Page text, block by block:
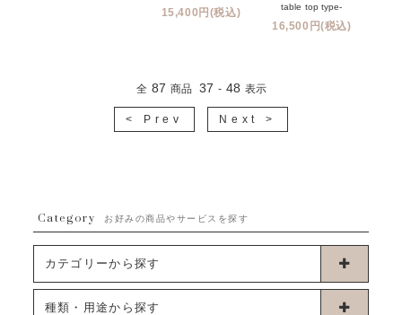
15,400円(税込)
table top type-
16,500円(税込)
全 87 商品 37 - 48 表示
< Prev Next >
Category お好みの商品やサービスを探す
カテゴリーから探す
卓上タイプバルーン
種類・用途から探す